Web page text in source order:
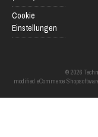
Cookie
Einstellungen
© 2026
modified eCommerce